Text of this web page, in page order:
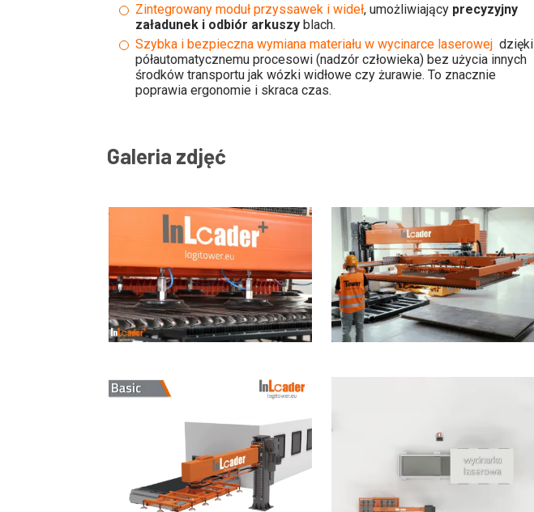
Zintegrowany moduł przyssawek i wideł, umożliwiający precyzyjny
załadunek i odbiór arkuszy blach.
Szybka i bezpieczna wymiana materiału w wycinarce laserowej dzięki
półautomatycznemu procesowi (nadzór człowieka) bez użycia innych
środków transportu jak wózki widłowe czy żurawie. To znacznie
poprawia ergonomie i skraca czas.
Galeria zdjęć